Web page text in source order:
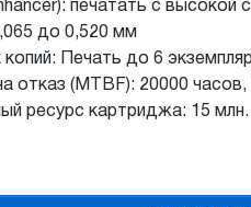
печатать с
до 0,520 мм
Печать до 6
отказ (MTBF): 20000
ресурс картриджа: 15